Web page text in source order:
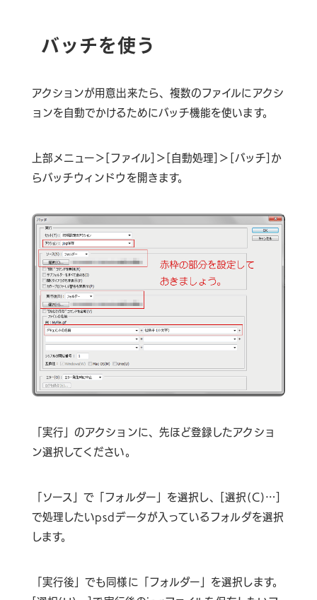
バッチを使う
アクションが用意出来たら、複数のファイルにアクシ
ョンを自動でかけるためにバッチ機能を使います。
上部メニュー＞[ファイル]＞[自動処理]＞[バッチ]か
らバッチウィンドウを開きます。
「実行」のアクションに、先ほど登録したアクショ
ン選択してください。
「ソース」で「フォルダー」を選択し、[選択(C)…]
で処理したいpsdデータが入っているフォルダを選択
します。
「実行後」でも同様に「フォルダー」を選択します。